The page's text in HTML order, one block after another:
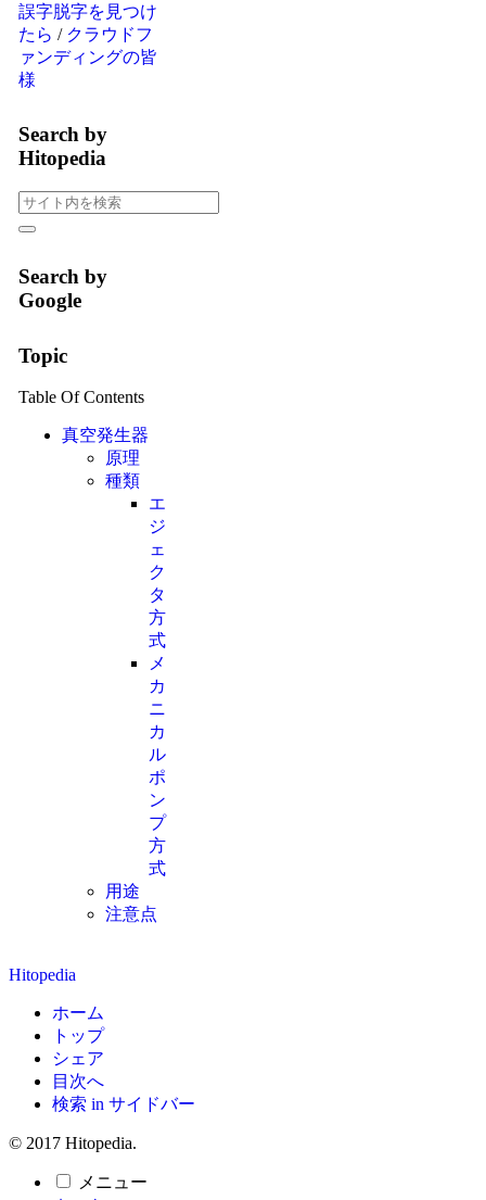
誤字脱字を見つけ
たら / クラウドフ
ァンディングの皆
様
Search by
Hitopedia
Search by
Google
Topic
Table Of Contents
真空発生器
原理
種類
エ
ジ
ェ
ク
タ
方
式
メ
カ
ニ
カ
ル
ポ
ン
プ
方
式
用途
注意点
Hitopedia
ホーム
トップ
シェア
目次へ
検索 in サイドバー
© 2017 Hitopedia.
メニュー